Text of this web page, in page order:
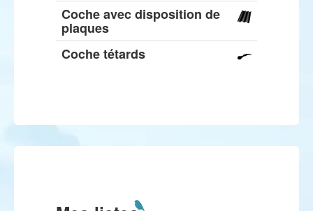
Coche avec disposition de
plaques
Coche tétards